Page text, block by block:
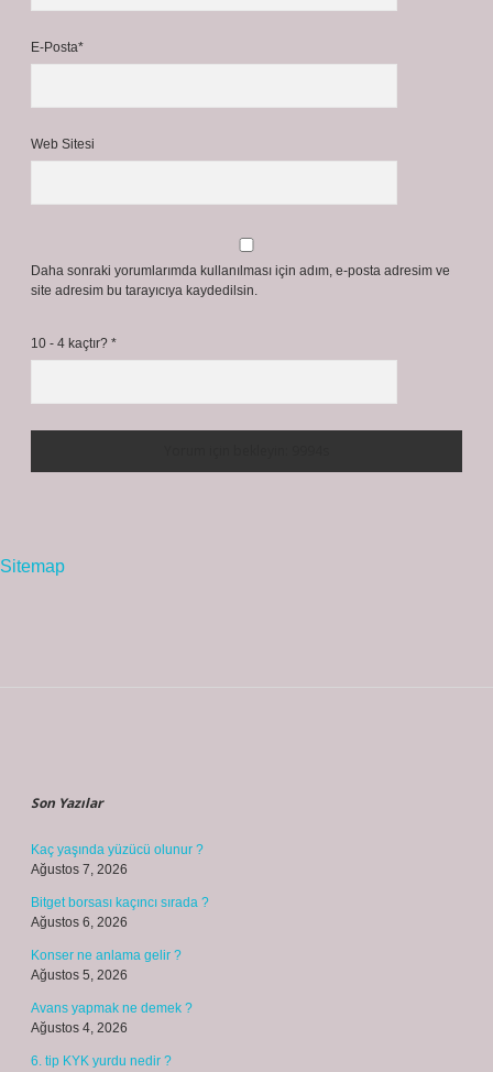
E-Posta*
Web Sitesi
Daha sonraki yorumlarımda kullanılması için adım, e-posta adresim ve
site adresim bu tarayıcıya kaydedilsin.
10 - 4 kaçtır? *
Sitemap
Son Yazılar
Kaç yaşında yüzücü olunur ?
Ağustos 7, 2026
Bitget borsası kaçıncı sırada ?
Ağustos 6, 2026
Konser ne anlama gelir ?
Ağustos 5, 2026
Avans yapmak ne demek ?
Ağustos 4, 2026
6. tip KYK yurdu nedir ?